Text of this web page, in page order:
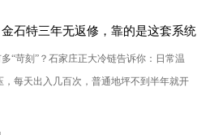
石特三年无返修，靠的是这套系统
“苛刻”？石家庄正大冷链告诉你：日常温
每天出入几百次，普通地坪不到半年就开